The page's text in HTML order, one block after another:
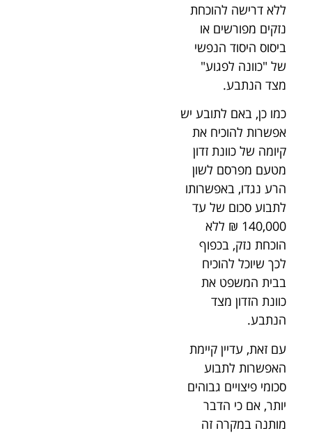
ללא דרישה להוכחת
נזקים מפורשים או
ביסוס היסוד הנפשי
של "כוונה לפגוע"
מצד הנתבע.
כמו כן, באם לתובע יש
אפשרות להוכיח את
קיומה של כוונת זדון
מטעם מפרסם לשון
הרע נגדו, באפשרותו
לתבוע סכום של עד
140,000 ₪ ללא
הוכחת נזק, בכפוף
לכך שיוכל להוכיח
בבית המשפט את
כוונת הזדון מצד
הנתבע.
עם זאת, עדיין קיימת
האפשרות לתבוע
סכומי פיצויים גבוהים
יותר, אם כי הדבר
מותנה במקרה זה